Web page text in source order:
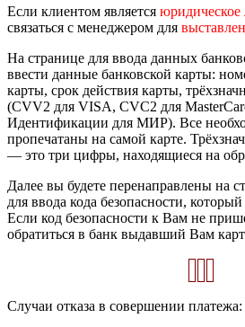
Если клиентом является юридическое
связаться с менеджером для
На странице для ввода данных
ввести данные банковской карты:
карты, срок действия карты,
(CVV2 для VISA, CVC2 для
Идентификации для МИР). Все
пропечатаны на самой карте.
— это три цифры, находящиеся на
Далее вы будете перенаправлены на
для ввода кода безопасности,
Если код безопасности к Вам не
обратиться в банк выдавший Вам
Случаи отказа в совершении платежа: